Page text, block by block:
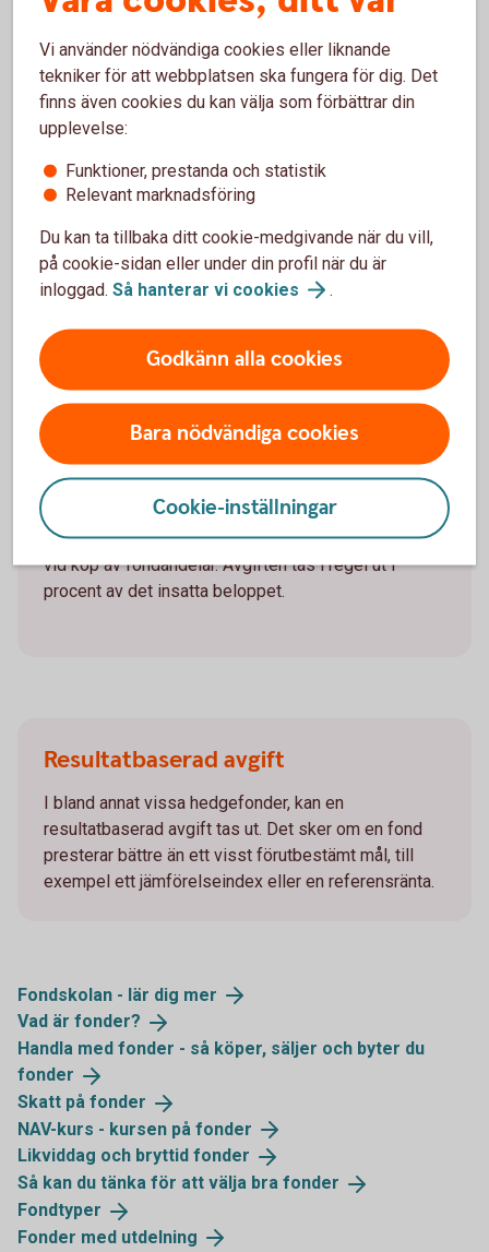
teckningsavgift och eventuella resultatbaserade avgifter.
Mer information
Transaktionskostnader
Transaktionskostnader, även kallat courtage, är
kostnader för att köpa och sälja innehaven i en fond.
Det är alltså kostnader som fondförvaltaren betalar
för köp och försäljning av värdepapper i fonden.
Teckningsavgift (köpavgift)
Köpavgiften är en avgift som vissa fondbolag tar ut
vid köp av fondandelar. Avgiften tas i regel ut i
procent av det insatta beloppet.
Resultatbaserad avgift
I bland annat vissa hedgefonder, kan en
resultatbaserad avgift tas ut. Det sker om en fond
presterar bättre än ett visst förutbestämt mål, till
exempel ett jämförelseindex eller en referensränta.
Fondskolan - lär dig mer
Vad är fonder?
Handla med fonder - så köper, säljer och byter du
fonder
Skatt på fonder
NAV-kurs - kursen på fonder
Likviddag och bryttid fonder
Så kan du tänka för att välja bra fonder
Fondtyper
Fonder med utdelning
Vi använder nödvändiga cookies eller liknande
tekniker för att webbplatsen ska fungera för dig. Det
finns även cookies du kan välja som förbättrar din
upplevelse:
Funktioner, prestanda och statistik
Relevant marknadsföring
Du kan ta tillbaka ditt cookie-medgivande när du vill,
på cookie-sidan eller under din profil när du är
inloggad. Så hanterar vi cookies .
Godkänn alla cookies
Bara nödvändiga cookies
Cookie-inställningar